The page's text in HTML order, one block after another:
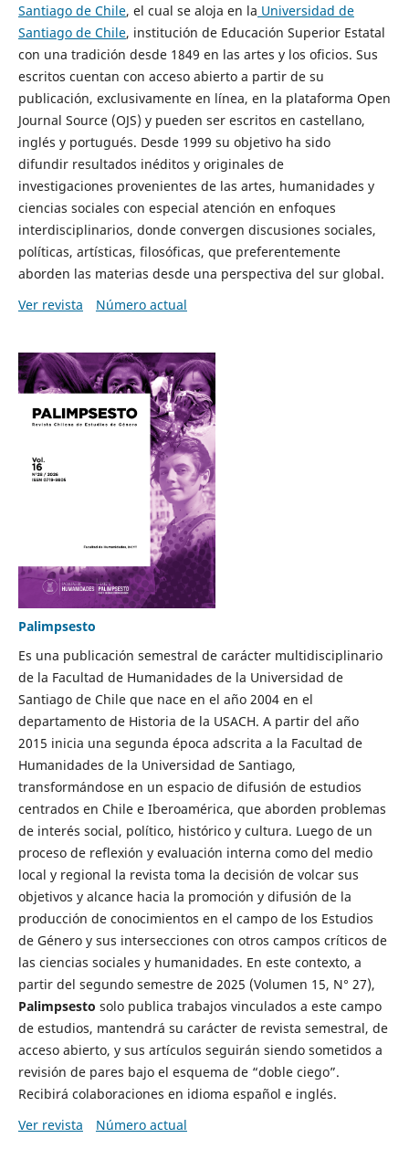
Santiago de Chile, el cual se aloja en la Universidad de
Santiago de Chile, institución de Educación Superior Estatal
con una tradición desde 1849 en las artes y los oficios. Sus
escritos cuentan con acceso abierto a partir de su
publicación, exclusivamente en línea, en la plataforma Open
Journal Source (OJS) y pueden ser escritos en castellano,
inglés y portugués. Desde 1999 su objetivo ha sido
difundir resultados inéditos y originales de
investigaciones provenientes de las artes, humanidades y
ciencias sociales con especial atención en enfoques
interdisciplinarios, donde convergen discusiones sociales,
políticas, artísticas, filosóficas, que preferentemente
aborden las materias desde una perspectiva del sur global.
Ver revista
Número actual
Palimpsesto
Es una publicación semestral de carácter multidisciplinario
de la Facultad de Humanidades de la Universidad de
Santiago de Chile que nace en el año 2004 en el
departamento de Historia de la USACH. A partir del año
2015 inicia una segunda época adscrita a la Facultad de
Humanidades de la Universidad de Santiago,
transformándose en un espacio de difusión de estudios
centrados en Chile e Iberoamérica, que aborden problemas
de interés social, político, histórico y cultura. Luego de un
proceso de reflexión y evaluación interna como del medio
local y regional la revista toma la decisión de volcar sus
objetivos y alcance hacia la promoción y difusión de la
producción de conocimientos en el campo de los Estudios
de Género y sus intersecciones con otros campos críticos de
las ciencias sociales y humanidades. En este contexto, a
partir del segundo semestre de 2025 (Volumen 15, N° 27),
Palimpsesto solo publica trabajos vinculados a este campo
de estudios, mantendrá su carácter de revista semestral, de
acceso abierto, y sus artículos seguirán siendo sometidos a
revisión de pares bajo el esquema de “doble ciego”.
Recibirá colaboraciones en idioma español e inglés.
Ver revista
Número actual